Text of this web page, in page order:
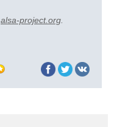
alsa-project.org